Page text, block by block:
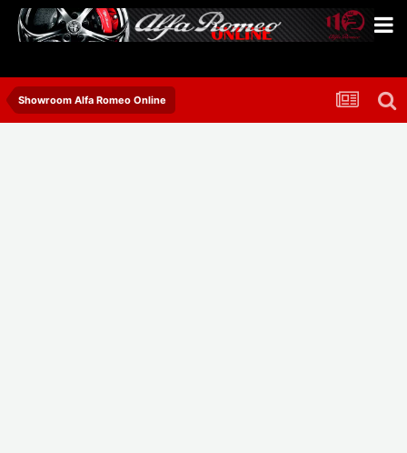
Showroom Alfa Romeo Online